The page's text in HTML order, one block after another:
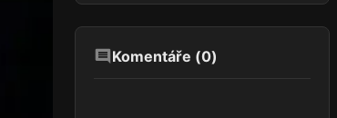
Komentáře (0)